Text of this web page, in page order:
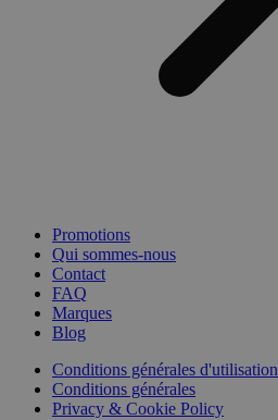
Promotions
Qui sommes-nous
Contact
FAQ
Marques
Blog
Conditions générales d'utilisation
Conditions générales
Privacy & Cookie Policy